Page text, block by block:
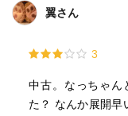
翼さん
3
中古。なっちゃ
た？ なんか展開